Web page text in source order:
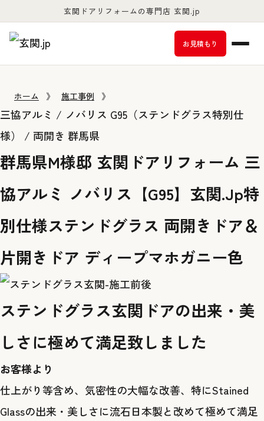
玄関ドアリフォームの専門店 玄関.jp
お見積もり
ホーム 》 施工事例 》
三協アルミ / ノバリス G95（ステンドグラス特別仕
様） / 両開き 群馬県
群馬県M様邸 玄関ドアリフォーム 三
協アルミ ノバリス【G95】玄関.Jp特
別仕様ステンドグラス 両開きドア＆
片開きドア ディープマホガニー色
ステンドグラス玄関ドアの出来・美
しさに極めて満足致しました
お客様より
仕上がり等含め、気密性の大幅な改善、特にStained
Glassの出来・美しさに流石日本製と改めて極めて満足